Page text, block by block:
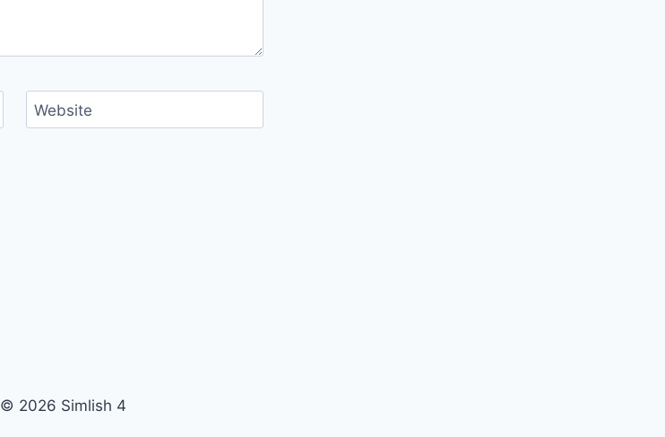
Website
© 2026 Simlish 4